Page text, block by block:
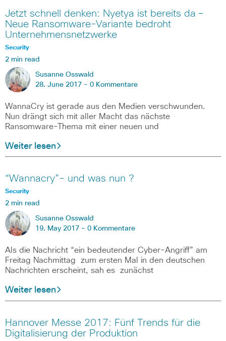
Jetzt schnell denken: Nyetya ist bereits da –
Neue Ransomware-Variante bedroht
Unternehmensnetzwerke
Security
2 min read
Susanne Osswald
28. June 2017 - 0 Kommentare
WannaCry ist gerade aus den Medien verschwunden.
Nun drängt sich mit aller Macht das nächste
Ransomware-Thema mit einer neuen und
Weiter lesen
“Wannacry”- und was nun ?
Security
2 min read
Susanne Osswald
19. May 2017 - 0 Kommentare
Als die Nachricht “ein bedeutender Cyber-Angriff” am
Freitag Nachmittag zum ersten Mal in den deutschen
Nachrichten erscheint, sah es zunächst
Weiter lesen
Hannover Messe 2017: Fünf Trends für die
Digitalisierung der Produktion